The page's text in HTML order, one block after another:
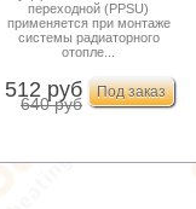
переходной (PPSU)
применяется при монтаже
системы радиаторного
отопле...
512 руб
640 руб